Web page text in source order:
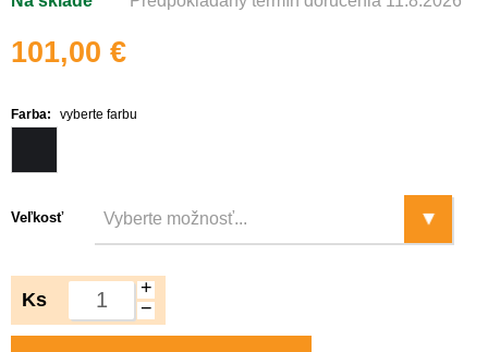
101,00 €
Farba: vyberte farbu
Veľkosť
Ks
+
−